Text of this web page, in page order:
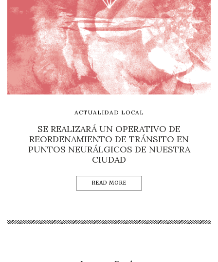
ACTUALIDAD LOCAL
SE REALIZARÁ UN OPERATIVO DE
REORDENAMIENTO DE TRÁNSITO EN
PUNTOS NEURÁLGICOS DE NUESTRA
CIUDAD
READ MORE